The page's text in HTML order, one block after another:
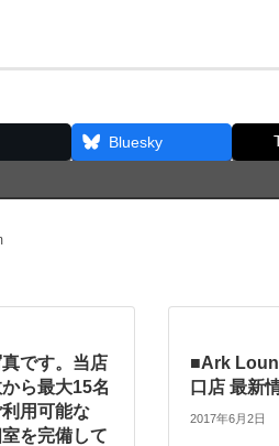
Bluesky
です。当店
ら最大15名
用可能な
を完備して
■Ark
口店 最新
2017年6月2日